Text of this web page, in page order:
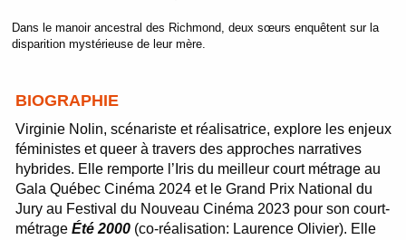
Dans le manoir ancestral des Richmond, deux sœurs enquêtent sur la
disparition mystérieuse de leur mère.
BIOGRAPHIE
Virginie Nolin, scénariste et réalisatrice, explore les enjeux
féministes et queer à travers des approches narratives
hybrides. Elle remporte l’Iris du meilleur court métrage au
Gala Québec Cinéma 2024 et le Grand Prix National du
Jury au Festival du Nouveau Cinéma 2023 pour son court-
métrageÉté 2000 (co-réalisation: Laurence Olivier). Elle